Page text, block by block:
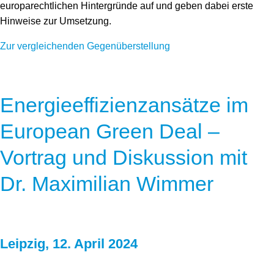
europarechtlichen Hintergründe auf und geben dabei erste
Hinweise zur Umsetzung.
Zur vergleichenden Gegenüberstellung
Energieeffizienzansätze im
European Green Deal –
Vortrag und Diskussion mit
Dr. Maximilian Wimmer
Leipzig, 12. April 2024